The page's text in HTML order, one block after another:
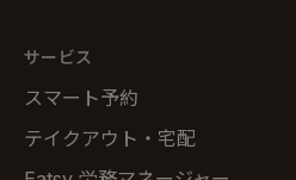
サービス
スマート予約
テイクアウト・宅配